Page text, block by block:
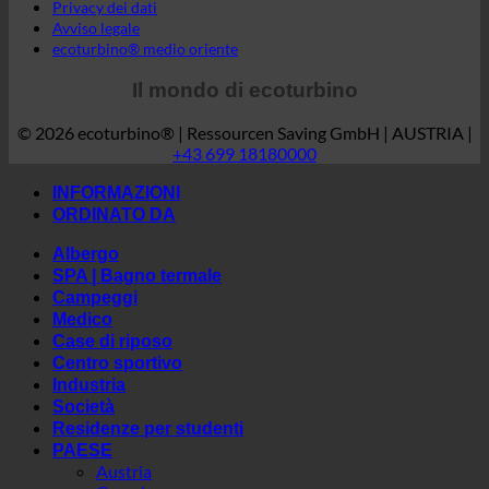
INFORMAZIONI
ORDINATO DA
SPA | Bagno termale
Medico
Case di riposo
Industria
Società
Residenze per studenti
PAESE
Austria
Croazia
Germania
Irlanda
Italia
Ungheria
Lussemburgo
Lettonia